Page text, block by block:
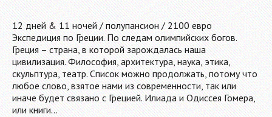
12 дней & 11 ночей / полупансион / 2100 евро
Экспедиция по Греции. По следам олимпийских богов.
Греция – страна, в которой зарождалась наша
цивилизация. Философия, архитектура, наука, этика,
скульптура, театр. Список можно продолжать, потому что
любое слово, взятое нами из современности, так или
иначе будет связано с Грецией. Илиада и Одиссея Гомера,
или книги…